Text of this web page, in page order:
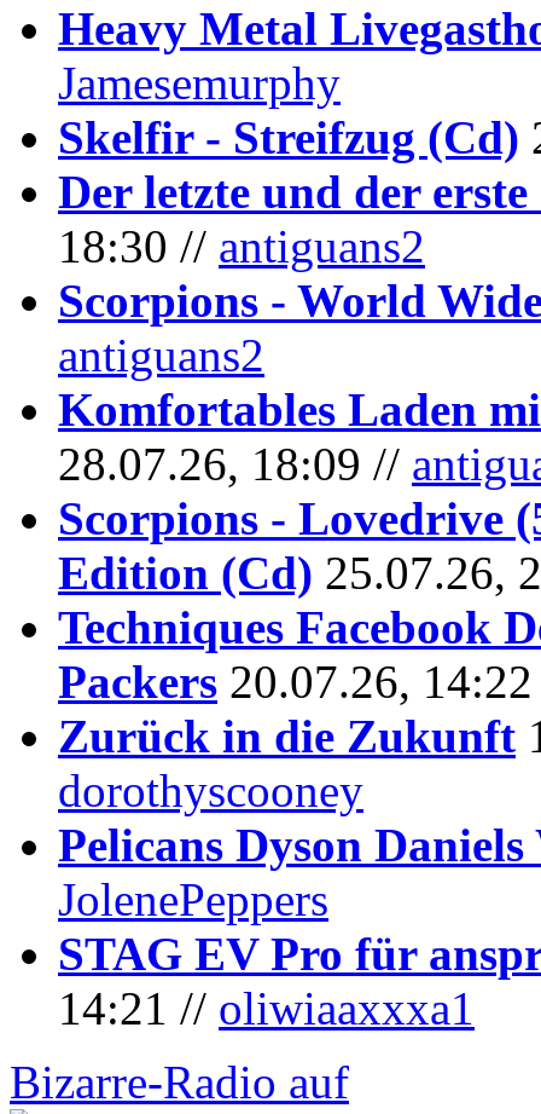
Heavy Metal
Jamesemurphy
Skelfir - Streifzug (Cd)
Der letzte und der erste
18:30 // antiguans2
Scorpions - World
antiguans2
Komfortables Laden
28.07.26, 18:09 //
Scorpions - Lovedrive
Edition (Cd) 25.07.26,
Techniques Facebook
Packers 20.07.26,
Zurück in die Zukunft
dorothyscooney
Pelicans Dyson
JolenePeppers
STAG EV Pro für
14:21 // oliwiaaxxxa1
Bizarre-Radio auf